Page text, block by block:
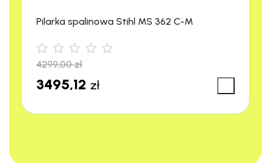
Pilarka spalinowa Stihl MS 362 C-M
4299,00zł
3495,12 zł